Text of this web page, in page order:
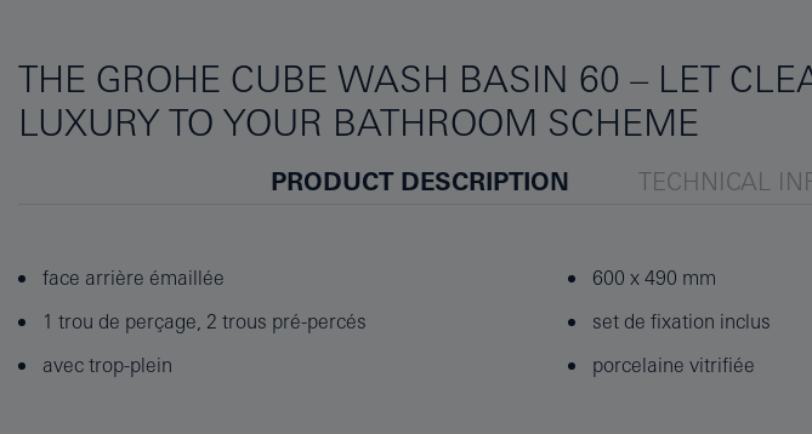
THE GROHE CUBE WASH BASIN 60 – LET
LUXURY TO YOUR BATHROOM SCHEME
PRODUCT DESCRIPTION TECHNICAL
face arrière émaillée
1 trou de perçage, 2 trous pré-percés
avec trop-plein
600 x 490 mm
set de fixation inclus
porcelaine vitrifiée